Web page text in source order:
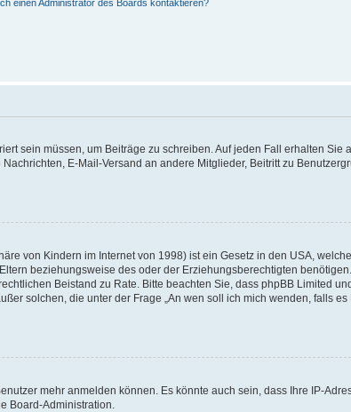
einen Administrator des Boards kontaktieren?
sein müssen, um Beiträge zu schreiben. Auf jeden Fall erhalten Sie
E-Mail-Versand an andere Mitglieder, Beitritt zu
von Kindern im Internet von 1998) ist ein Gesetz in den USA,
beziehungsweise des oder der Erziehungsberechtigten
Beistand zu Rate. Bitte beachten Sie, dass phpBB Limited
solchen, die unter der Frage „An wen soll ich mich wenden, falls
mehr anmelden können. Es könnte auch sein, dass Ihre IP-
Board-Administration.